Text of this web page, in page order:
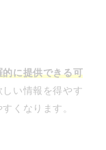
的に提供できる可
い情報を得やす
くなります。